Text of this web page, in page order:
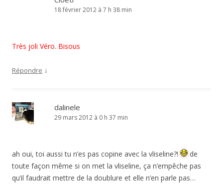
18 février 2012 à 7 h 38 min
Très joli Véro. Bisous
Répondre ↓
dalinele
29 mars 2012 à 0 h 37 min
ah oui, toi aussi tu n’es pas copine avec la vliseline?!
de
toute façon même si on met la vliseline, ça n’empêche pas
qu’il faudrait mettre de la doublure et elle n’en parle pas…